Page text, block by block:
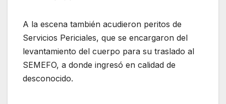
A la escena también acudieron peritos de
Servicios Periciales, que se encargaron del
levantamiento del cuerpo para su traslado al
SEMEFO, a donde ingresó en calidad de
desconocido.